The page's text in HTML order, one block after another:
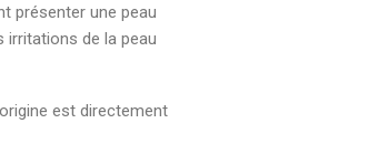
présenter une peau
irritations de la peau
est directement